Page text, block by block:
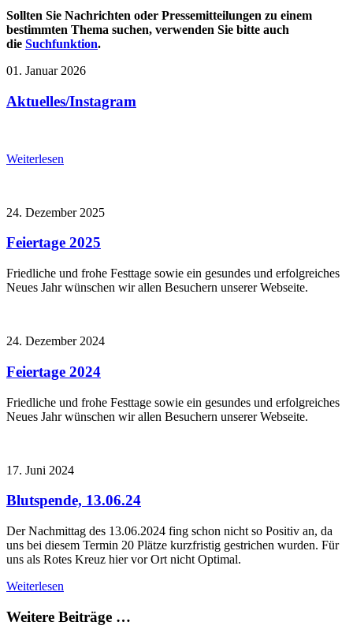
Sollten Sie Nachrichten oder Pressemitteilungen zu einem
bestimmten Thema suchen, verwenden Sie bitte auch
die Suchfunktion.
01. Januar 2026
Aktuelles/Instagram
Weiterlesen
24. Dezember 2025
Feiertage 2025
Friedliche und frohe Festtage sowie ein gesundes und erfolgreiches
Neues Jahr wünschen wir allen Besuchern unserer Webseite.
24. Dezember 2024
Feiertage 2024
Friedliche und frohe Festtage sowie ein gesundes und erfolgreiches
Neues Jahr wünschen wir allen Besuchern unserer Webseite.
17. Juni 2024
Blutspende, 13.06.24
Der Nachmittag des 13.06.2024 fing schon nicht so Positiv an, da
uns bei diesem Termin 20 Plätze kurzfristig gestrichen wurden. Für
uns als Rotes Kreuz hier vor Ort nicht Optimal.
Weiterlesen
Weitere Beiträge …